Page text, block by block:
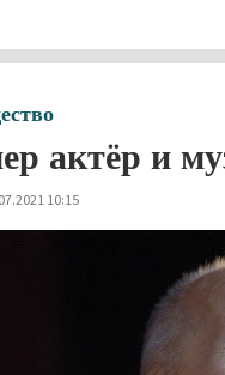
актёр и
10:15